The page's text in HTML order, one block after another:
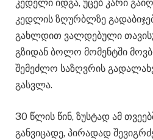
კედელი იდგა, უცებ კარი
კედლის ზღურბლზე
გახლდით ვალდებული
გზიდან ბოლო მომენტში
შემეძლო საზღვრის
გასვლა.
30 წლის წინ, ზუსტად ამ
განვიცადე, პირადად